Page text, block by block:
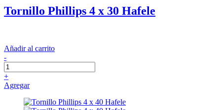
Tornillo Phillips 4 x 30 Hafele
Añadir al carrito
-
+
Agregar